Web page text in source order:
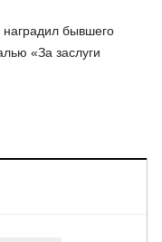
бывшего
«За заслуги